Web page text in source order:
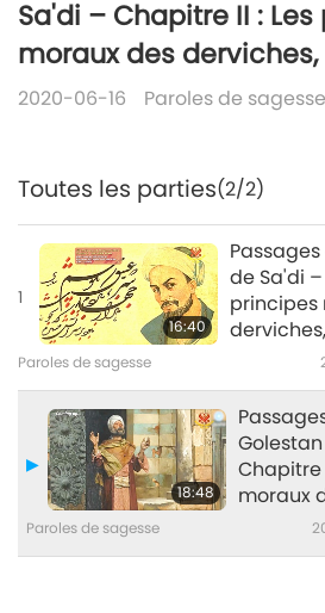
Sa'di – Chapitre II :
moraux des
2020-06-16 Paroles de sagesse
Toutes les parties(2/2)
1
16:40
de Sa'di
principes
Paroles de sagesse
18:48
Chapitre
moraux
partie 2/
Paroles de sagesse